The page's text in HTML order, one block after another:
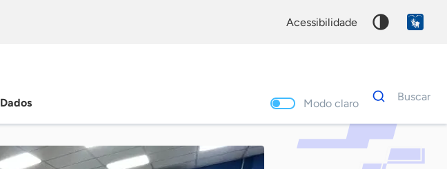
acessibilidade
Dados Modo claro
Dados
para
Buscar
Palavra
chave